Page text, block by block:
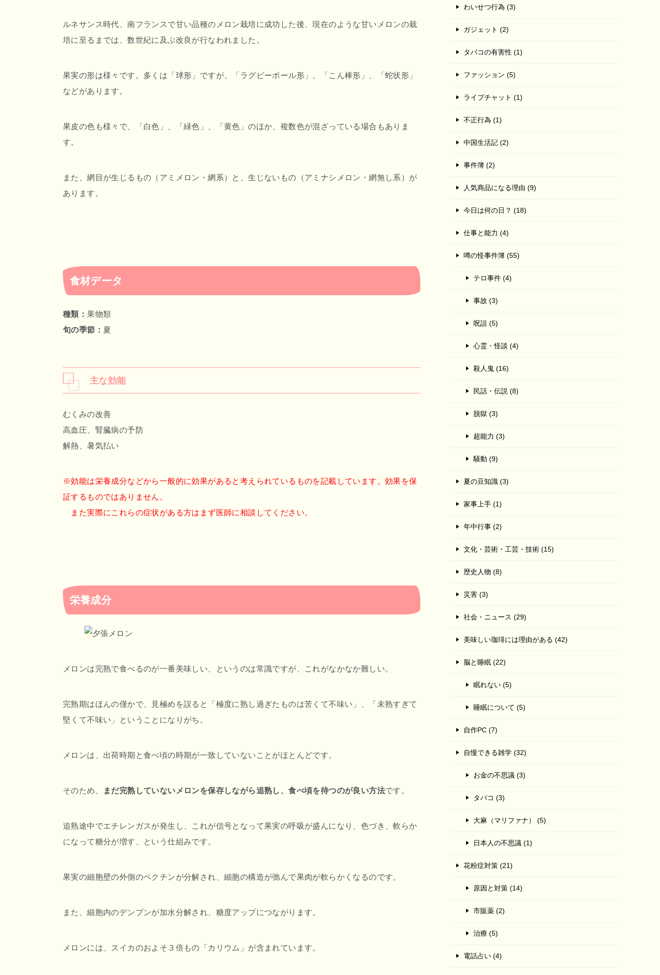
ルネサンス時代、南フランスで甘い品種のメロン栽培に成功した後、現在のような甘いメロンの栽
培に至るまでは、数世紀に及ぶ改良が行なわれました。
果実の形は様々です。多くは「球形」ですが、「ラグビーボール形」、「こん棒形」、「蛇状形」
などがあります。
果皮の色も様々で、「白色」、「緑色」、「黄色」のほか、複数色が混ざっている場合もありま
す。
また、網目が生じるもの（アミメロン・網系）と、生じないもの（アミナシメロン・網無し系）が
あります。
食材データ
種類：果物類
旬の季節： 夏
主な効能
むくみの改善
高血圧、腎臓病の予防
解熱、暑気払い
※効能は栄養成分などから一般的に効果があると考えられているものを記載しています。効果を保
証するものではありません。
また実際にこれらの症状がある方はまず医師に相談してください。
栄養成分
メロンは完熟で食べるのが一番美味しい、というのは常識ですが、これがなかなか難しい。
完熟期はほんの僅かで、見極めを誤ると「極度に熟し過ぎたものは苦くて不味い」、「未熟すぎて
堅くて不味い」ということになりがち。
メロンは、出荷時期と食べ頃の時期が一致していないことがほとんどです。
そのため、 まだ完熟していないメロンを保存しながら追熟し、食べ頃を待つのが良い方法です。
追熟途中でエチレンガスが発生し、これが信号となって果実の呼吸が盛んになり、色づき、軟らか
になって糖分が増す、という仕組みです。
果実の細胞壁の外側のペクチンが分解され、細胞の構造が弛んで果肉が軟らかくなるのです。
また、細胞内のデンプンが加水分解され、糖度アップにつながります。
メロンには、スイカのおよそ３倍もの「カリウム」が含まれています。
わいせつ行為 (3)
ガジェット (2)
タバコの有害性 (1)
ファッション (5)
ライブチャット (1)
不正行為 (1)
中国生活記 (2)
事件簿 (2)
人気商品になる理由 (9)
今日は何の日？ (18)
仕事と能力 (4)
噂の怪事件簿 (55)
テロ事件 (4)
事故 (3)
呪詛 (5)
心霊・怪談 (4)
殺人鬼 (16)
民話・伝説 (8)
脱獄 (3)
超能力 (3)
騒動 (9)
夏の豆知識 (3)
家事上手 (1)
年中行事 (2)
文化・芸術・工芸・技術 (15)
歴史人物 (8)
災害 (3)
社会・ニュース (29)
美味しい珈琲には理由がある (42)
脳と睡眠 (22)
眠れない (5)
睡眠について (5)
自作PC (7)
自慢できる雑学 (32)
お金の不思議 (3)
タバコ (3)
大麻（マリファナ） (5)
日本人の不思議 (1)
花粉症対策 (21)
原因と対策 (14)
市販薬 (2)
治療 (5)
電話占い (4)